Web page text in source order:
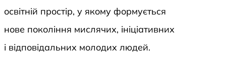
освітній простір, у якому формується
нове покоління мислячих, ініціативних
і відповідальних молодих людей.